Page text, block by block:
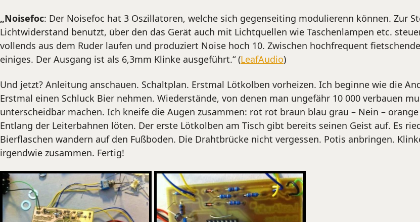
„Noisefoc: Der Noisefoc hat 3 Oszillatoren, welche sich gegenseiting modulierenn können. Zur
Lichtwiderstand benutzt, über den das Gerät auch mit Lichtquellen wie Taschenlampen etc.
vollends aus dem Ruder laufen und produziert Noise hoch 10. Zwischen hochfrequent
einiges. Der Ausgang ist als 6,3mm Klinke ausgeführt.“ (LeafAudio)
Und jetzt? Anleitung anschauen. Schaltplan. Erstmal Lötkolben vorheizen. Ich beginne wie die
Erstmal einen Schluck Bier nehmen. Wiederstände, von denen man ungefähr 10 000 verbauen
unterscheidbar machen. Ich kneife die Augen zusammen: rot rot braun blau grau – Nein –
Entlang der Leiterbahnen löten. Der erste Lötkolben am Tisch gibt bereits seinen Geist auf. Es
Bierflaschen wandern auf den Fußboden. Die Drahtbrücke nicht vergessen. Potis anbringen.
irgendwie zusammen. Fertig!